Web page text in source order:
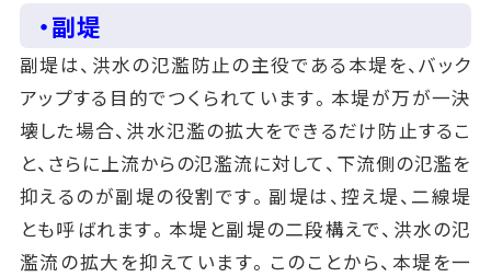
・副堤
副堤は、洪水の氾濫防止の主役である本堤を、バック
アップする目的でつくられています。本堤が万が一決
壊した場合、洪水氾濫の拡大をできるだけ防止するこ
と、さらに上流からの氾濫流に対して、下流側の氾濫を
抑えるのが副堤の役割です。副堤は、控え堤、二線堤
とも呼ばれます。本堤と副堤の二段構えで、洪水の氾
濫流の拡大を抑えています。このことから、本堤を一